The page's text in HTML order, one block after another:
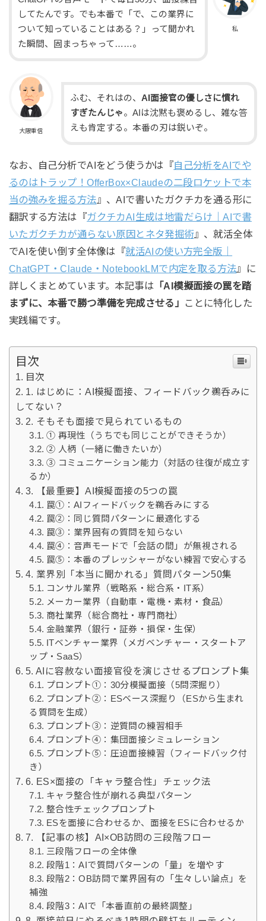
私
してたんです。でも本番で「で、この業界に
ついて知っていることはある？」って聞かれ
た瞬間、固まっちゃって……。
大隈重信
ふむ、それはの、AI面接官の優しさに慣れ
すぎたんじゃ。AIは沈黙も褒めるし、雑な答
えも肯定する。本番の刃は鋭いぞ。
なお、自己分析でAIをどう使うかは『自己分析をAIでや
るのはトラップ！OfferBox×Claudeの二段ロケットで本
当の強みを掘る方法 』、AIで書いたガクチカを通る形に
翻訳する方法は『ガクチカAI生成は地雷だらけ｜AIで書
いたガクチカが通らない原因とネタ発掘術』、就活全体
でAIを使い倒す全体像は『就活AIの使い方完全版｜
ChatGPT・Claude・NotebookLMで内定を取る方法』に
詳しくまとめています。本記事は 「AI模擬面接の罠を踏
まずに、本番で勝つ準備を完成させる」
ことに特化した
実践編です。
目次
目次
1. はじめに：AI模擬面接、フィードバック鵜呑みに
してない？
2. そもそも面接で見られているもの
① 再現性（うちでも同じことができそうか）
② 人柄（一緒に働きたいか）
③ コミュニケーション能力（対話の往復が成立す
るか）
3. 【最重要】AI模擬面接の5つの罠
罠①：AIフィードバックを鵜呑みにする
罠②：同じ質問パターンに最適化する
罠③：業界固有の質問を知らない
罠④：音声モードで「会話の間」が無視される
罠⑤：本番のプレッシャーがない練習で安心する
4. 業界別「本当に聞かれる」質問パターン50集
コンサル業界（戦略系・総合系・IT系）
メーカー業界（自動車・電機・素材・食品）
商社業界（総合商社・専門商社）
金融業界（銀行・証券・損保・生保）
ITベンチャー業界（メガベンチャー・スタートア
ップ・SaaS）
5. AIに容赦ない面接官役を演じさせるプロンプト集
プロンプト①：30分模擬面接（5問深掘り）
プロンプト②：ESベース深掘り（ESから生まれ
る質問を生成）
プロンプト③：逆質問の練習相手
プロンプト④：集団面接シミュレーション
プロンプト⑤：圧迫面接練習（フィードバック付
き）
6. ES×面接の「キャラ整合性」チェック法
キャラ整合性が崩れる典型パターン
整合性チェックプロンプト
ESを面接に合わせるか、面接をESに合わせるか
7. 【記事の核】AI×OB訪問の三段階フロー
三段階フローの全体像
段階1：AIで質問パターンの「量」を増やす
段階2：OB訪問で業界固有の「生々しい論点」を
補強
段階3：AIで「本番直前の最終調整」